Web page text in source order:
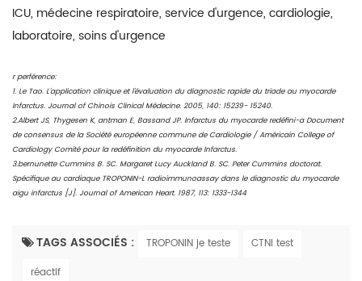
ICU, médecine respiratoire, service d'urgence, cardiologie,
laboratoire, soins d'urgence
rperférence:
1. Le Tao. L'application clinique et l'évaluation du diagnostic rapide du triade au myocarde
Infarctus. Journal of Chinois Clinical Médecine. 2005, 140: 15239- 15240.
2.Albert JS, Thygesen K, antman E, Bassand JP. Infarctus du myocarde redéfini-a Document
de consensus de la Société européenne commune de Cardiologie / Américain College of
Cardiology Comité pour la redéfinition du myocarde Infarctus.
3.bernunette Cummins B. SC. Margaret Lucy Auckland B. SC. Peter Cummins doctorat.
Spécifique au cardiaque TROPONIN-L radioimmunoassay dans le diagnostic du myocarde
aigu infarctus [J]. Journal of American Heart. 1987, 113: 1333-1344
TAGS ASSOCIÉS : TROPONIN je teste
CTNI test
réactif